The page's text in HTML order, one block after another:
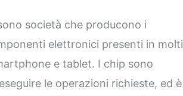
società che producono i
elettronici presenti in molti
e tablet. I chip sono
le operazioni richieste, ed è